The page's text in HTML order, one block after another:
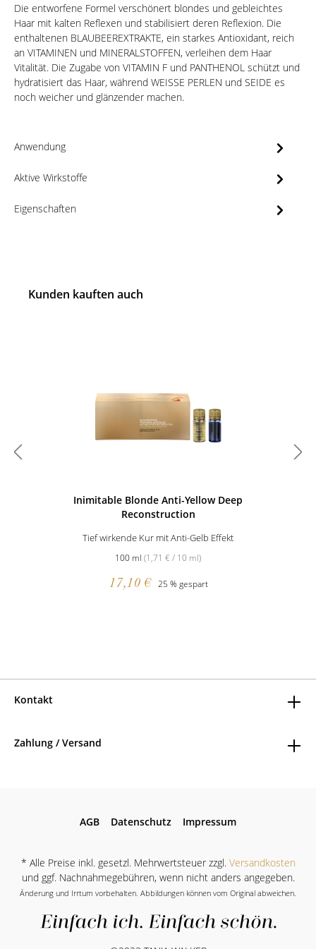
Die entworfene Formel verschönert blondes und gebleichtes
Haar mit kalten Reflexen und stabilisiert deren Reflexion. Die
enthaltenen BLAUBEEREXTRAKTE, ein starkes Antioxidant, reich
an VITAMINEN und MINERALSTOFFEN, verleihen dem Haar
Vitalität. Die Zugabe von VITAMIN F und PANTHENOL schützt und
hydratisiert das Haar, während WEISSE PERLEN und SEIDE es
noch weicher und glänzender machen.
Anwendung
Aktive Wirkstoffe
Eigenschaften
Kunden kauften auch
Inimitable Blonde Anti-Yellow Deep
Reconstruction
Tief wirkende Kur mit Anti-Gelb Effekt
100 ml (1,71 € / 10 ml)
17,10 € 25 % gespart
Kontakt
Zahlung / Versand
AGB Datenschutz Impressum
* Alle Preise inkl. gesetzl. Mehrwertsteuer zzgl. Versandkosten
und ggf. Nachnahmegebühren, wenn nicht anders angegeben.
Änderung und Irrtum vorbehalten. Abbildungen können vom Original abweichen.